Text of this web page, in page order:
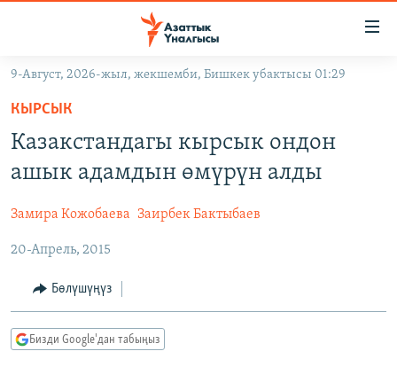
Навигацияга
өтүңүз
Издөөгө
салыңыз
ЭКОНОМИКА
МАДАНИЯТ
БОРБОР АЗИЯ
АТАЙЫН ИЛИКТӨӨ
ТВ ПРОГРАММАЛАР
БҮГҮН АЗАТТЫКТА
БИЗ ЖАНА ДҮЙНӨ
ПОДКАСТ
ӨЗГӨЧӨ ПИКИР
9-Август, 2026-жыл, жекшемби, Бишкек убактысы 01:29
КЫРСЫК
Казакстандагы кырсык ондон
ашык адамдын өмүрүн алды
Замира Кожобаева Заирбек Бактыбаев
20-Апрель, 2015
Бөлүшүңүз
Бизди Google'дан табыңыз